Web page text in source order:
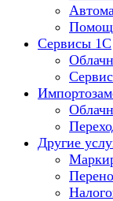
Сервисы 1С
Другие